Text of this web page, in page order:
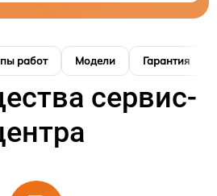
работ Модели Гарантия
сервис-